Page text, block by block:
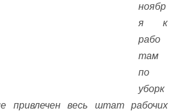
ноябр
я к
рабо
там
по
уборк
привлечен весь штат рабочих